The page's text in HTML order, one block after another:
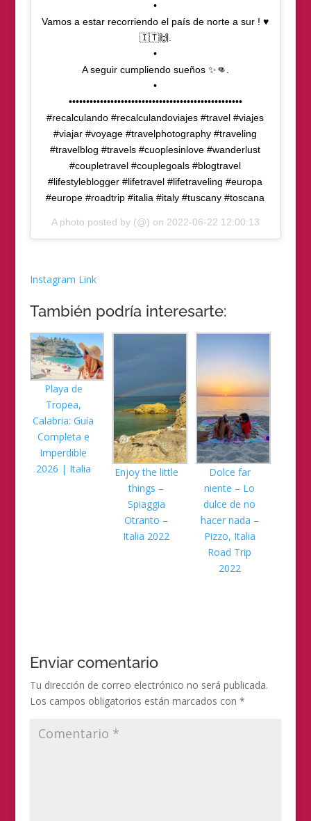
•
Vamos a estar recorriendo el país de norte a sur ! ♥️
🇮🇹🙌.
•
A seguir cumpliendo sueños ✨👊.
•
••••••••••••••••••••••••••••••••••••••••••••••••••
#recalculando #recalculandoviajes #travel #viajes
#viajar #voyage #travelphotography #traveling
#travelblog #travels #cuoplesinlove #wanderlust
#coupletravel #couplegoals #blogtravel
#lifestyleblogger #lifetravel #lifetraveling #europa
#europe #roadtrip #italia #italy #tuscany #toscana
A photo posted by (@) on 2022-06-22 12:00:13
Instagram Link
También podría interesarte:
Playa de
Tropea,
Calabria: Guía
Completa e
Imperdible
2026 | Italia
Enjoy the little
things –
Spiaggia
Otranto –
Italia 2022
Dolce far
niente – Lo
dulce de no
hacer nada –
Pizzo, Italia
Road Trip
2022
Enviar comentario
Tu dirección de correo electrónico no será publicada.
Los campos obligatorios están marcados con *